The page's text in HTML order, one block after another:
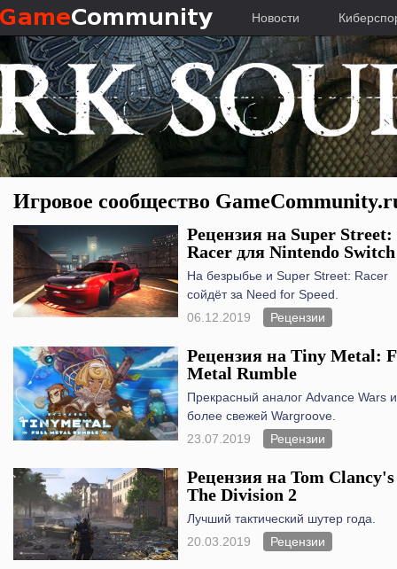
Новости
Игровое сообщество
Рецензия на Super Street:
Racer для Nintendo Switch
На безрыбье и Super Street: Racer
сойдёт за Need for Speed.
06.12.2019
Рецензии
Рецензия на Tiny Metal:
Metal Rumble
Прекрасный аналог Advance Wars и
более свежей Wargroove.
23.07.2019
Рецензии
Рецензия на Tom Clancy's
The Division 2
Лучший тактический шутер года.
20.03.2019
Рецензии